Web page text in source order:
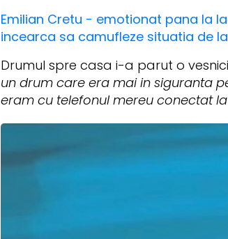
Emilian Cretu - emotionat pana la
incearca sa camufleze situatia de
Drumul spre casa i-a parut o
un drum care era mai in siguranta
eram cu telefonul mereu conectat